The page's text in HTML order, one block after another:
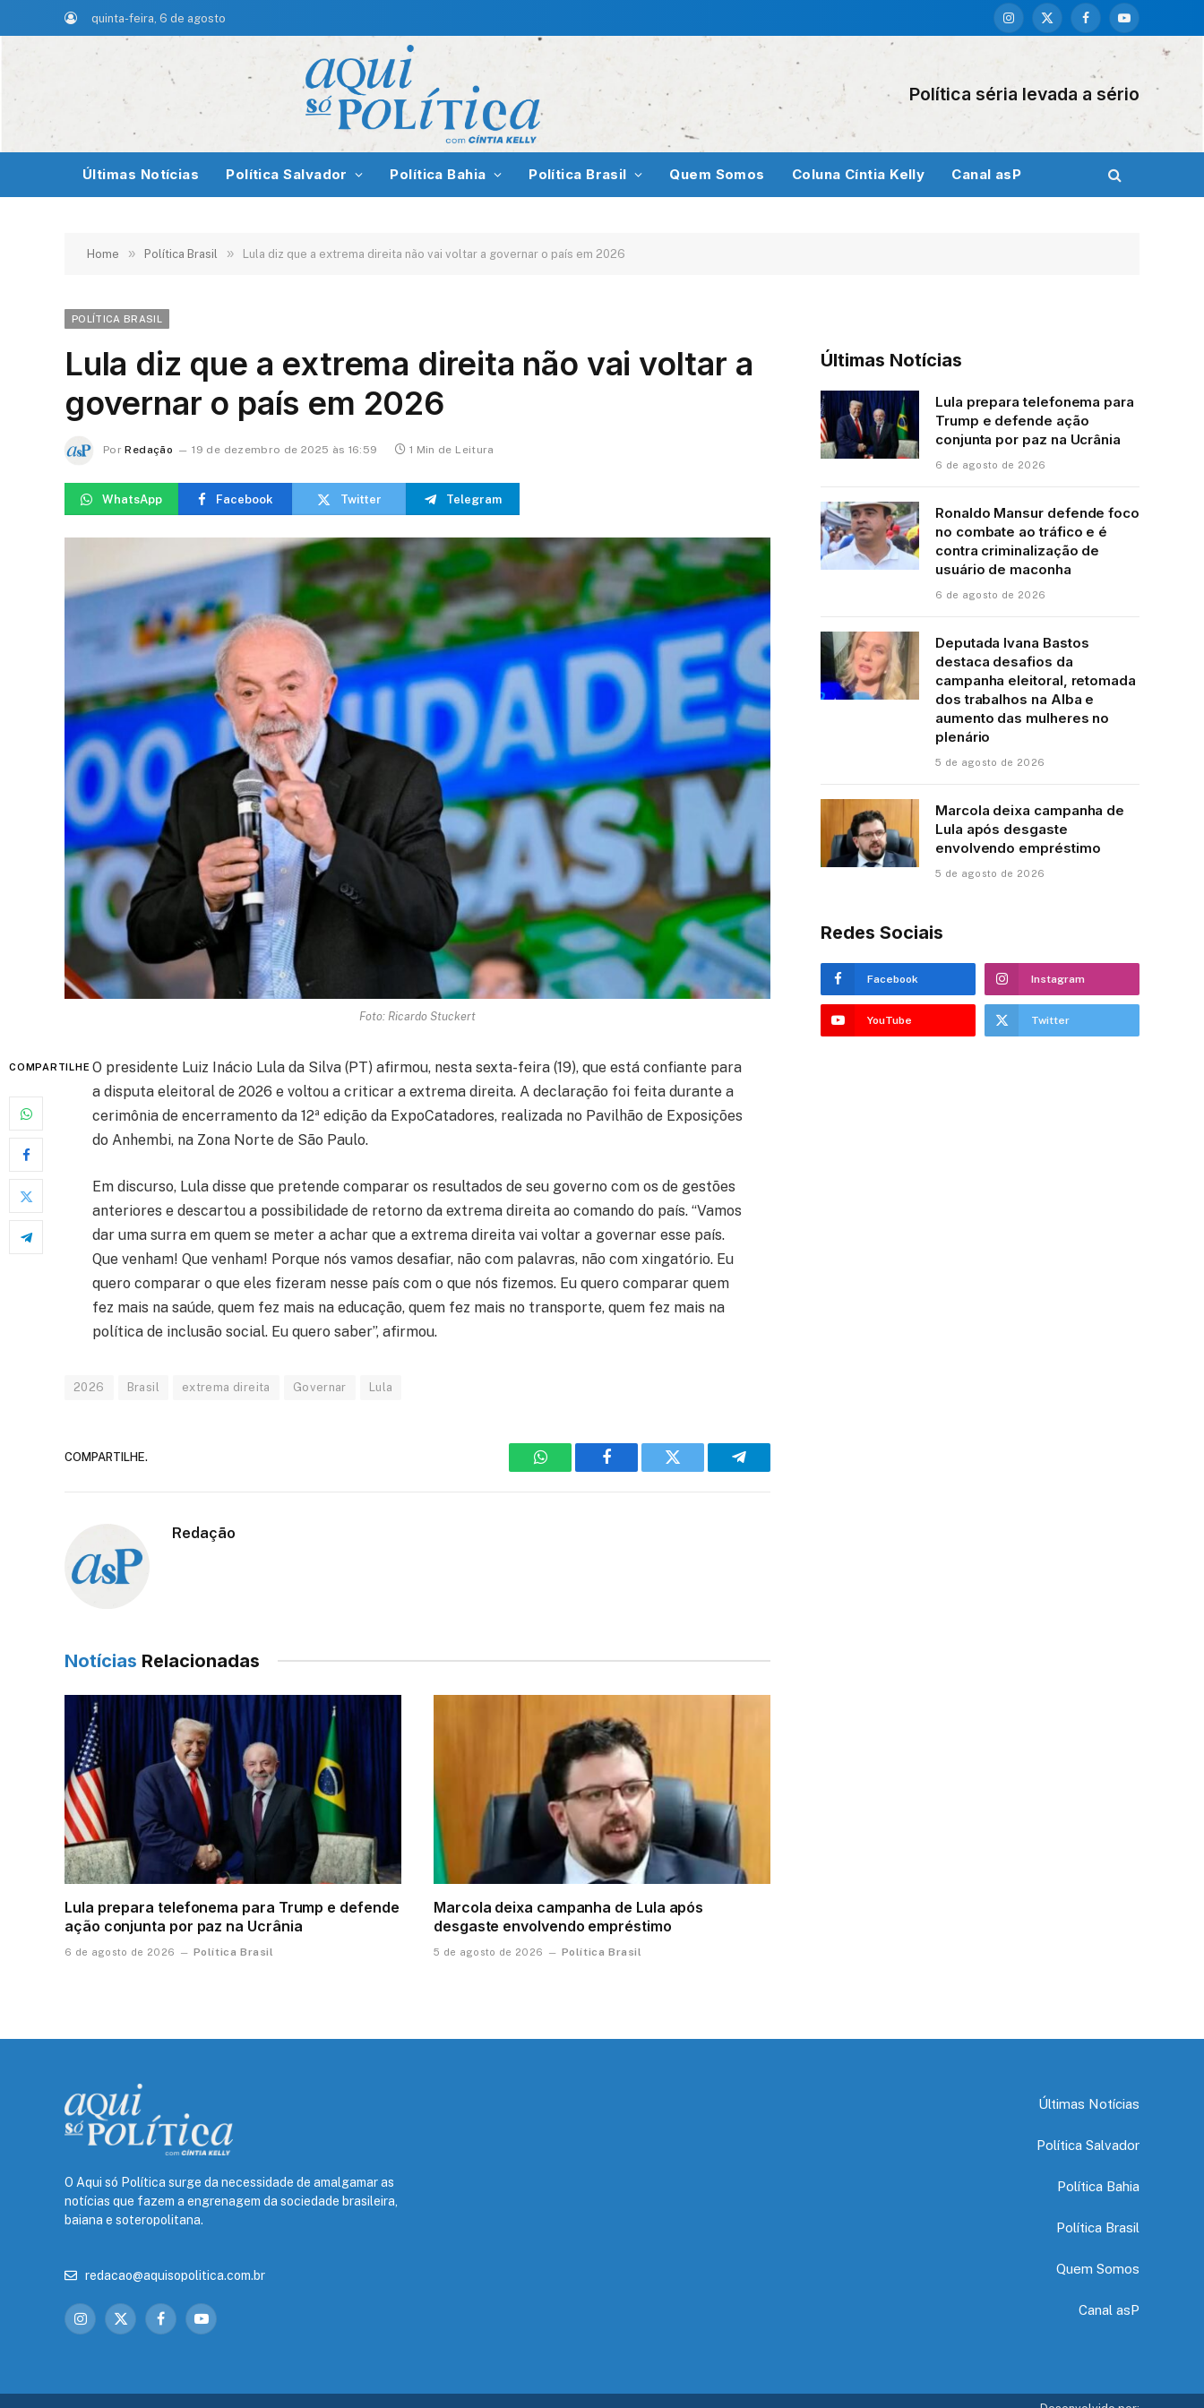
quinta-feira, 6 de agosto
Instagram
X
FacebookYouTube
Política séria levada a sério
Últimas Notícias Política Salvador Política Bahia Política Brasil Quem Somos Coluna Cíntia Kelly Canal asP
Home » Política Brasil » Lula diz que a extrema direita não vai voltar a governar o país em 2026
POLÍTICA BRASIL
Lula diz que a extrema direita não vai voltar a
governar o país em 2026
Por Redação 19 de dezembro de 2025 às 16:59 1 Min de Leitura
WhatsApp Facebook Twitter Telegram
Foto: Ricardo Stuckert
COMPARTILHE O presidente Luiz Inácio Lula da Silva (PT) afirmou, nesta sexta-feira (19), que está confiante para
a disputa eleitoral de 2026 e voltou a criticar a extrema direita. A declaração foi feita durante a
cerimônia de encerramento da 12ª edição da ExpoCatadores, realizada no Pavilhão de Exposições
do Anhembi, na Zona Norte de São Paulo.
Em discurso, Lula disse que pretende comparar os resultados de seu governo com os de gestões
anteriores e descartou a possibilidade de retorno da extrema direita ao comando do país. “Vamos
dar uma surra em quem se meter a achar que a extrema direita vai voltar a governar esse país.
Que venham! Que venham! Porque nós vamos desafiar, não com palavras, não com xingatório. Eu
quero comparar o que eles fizeram nesse país com o que nós fizemos. Eu quero comparar quem
fez mais na saúde, quem fez mais na educação, quem fez mais no transporte, quem fez mais na
política de inclusão social. Eu quero saber”, afirmou.
2026 Brasil extrema direita Governar Lula
COMPARTILHE.
WhatsAppFacebook Twitter Telegram
Redação
Notícias Relacionadas
Lula prepara telefonema para Trump e defende
ação conjunta por paz na Ucrânia
6 de agosto de 2026 Política Brasil
Marcola deixa campanha de Lula após
desgaste envolvendo empréstimo
5 de agosto de 2026 Política Brasil
Últimas Notícias
Lula prepara telefonema para
Trump e defende ação
conjunta por paz na Ucrânia
6 de agosto de 2026
Ronaldo Mansur defende foco
no combate ao tráfico e é
contra criminalização de
usuário de maconha
6 de agosto de 2026
Deputada Ivana Bastos
destaca desafios da
campanha eleitoral, retomada
dos trabalhos na Alba e
aumento das mulheres no
plenário
5 de agosto de 2026
Marcola deixa campanha de
Lula após desgaste
envolvendo empréstimo
5 de agosto de 2026
Redes Sociais
Facebook Instagram
YouTube Twitter
O Aqui só Política surge da necessidade de amalgamar as
notícias que fazem a engrenagem da sociedade brasileira,
baiana e soteropolitana.
redacao@aquisopolitica.com.br
Instagram
X
FacebookYouTube
Últimas Notícias
Política Salvador
Política Bahia
Política Brasil
Quem Somos
Canal asP